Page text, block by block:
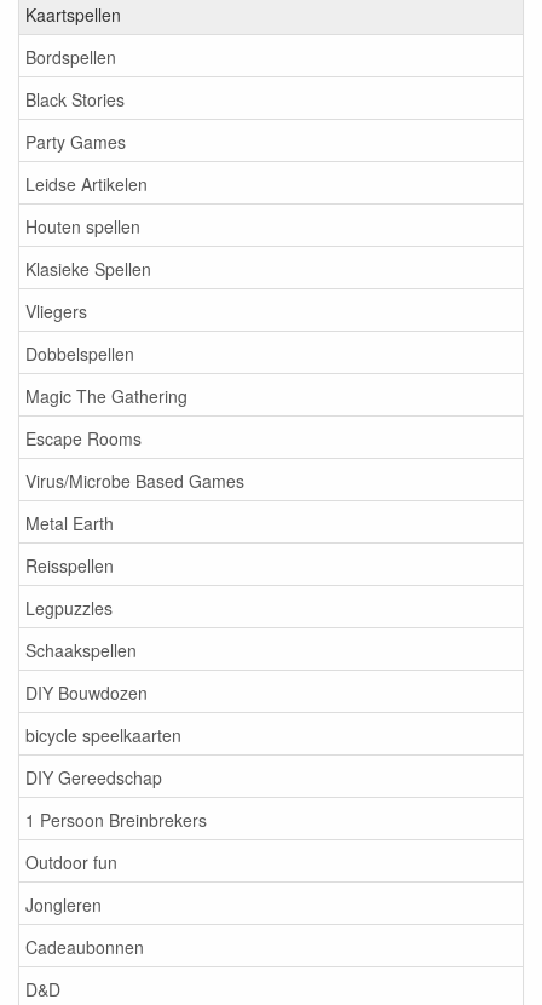
Kaartspellen
Bordspellen
Black Stories
Party Games
Leidse Artikelen
Houten spellen
Klasieke Spellen
Vliegers
Dobbelspellen
Magic The Gathering
Escape Rooms
Virus/Microbe Based Games
Metal Earth
Reisspellen
Legpuzzles
Schaakspellen
DIY Bouwdozen
bicycle speelkaarten
DIY Gereedschap
1 Persoon Breinbrekers
Outdoor fun
Jongleren
Cadeaubonnen
D&D